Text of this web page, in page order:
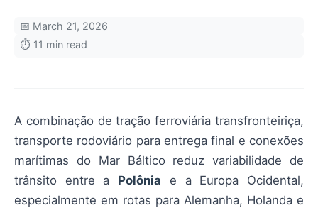
📅 March 21, 2026
⏱️ 11 min read
A combinação de tração ferroviária transfronteiriça,
transporte rodoviário para entrega final e conexões
marítimas do Mar Báltico reduz variabilidade de
trânsito entre a Polônia e a Europa Ocidental,
especialmente em rotas para Alemanha, Holanda e